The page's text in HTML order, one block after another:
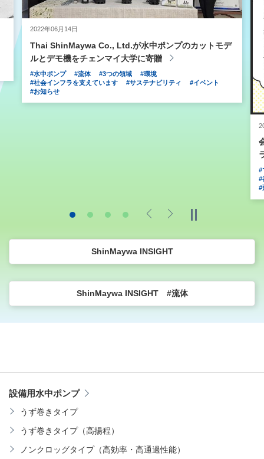
2022年06月14日
Thai ShinMaywa Co., Ltd.が水中ポンプのカットモデ
ルとデモ機をチェンマイ大学に寄贈
#水中ポンプ #流体 #3つの領域
#環境
#社会インフラを支えています
#サステナビリティ
#イベント
#お知らせ
#
#
#
Previous
ShinMaywa INSIGHT
ShinMaywa INSIGHT #流体
設備用水中ポンプ
うず巻きタイプ
うず巻きタイプ（高揚程）
ノンクロッグタイプ（高効率・高通過性能）